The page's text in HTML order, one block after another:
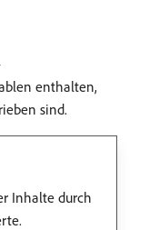
enthalten,
sind.
Inhalte durch